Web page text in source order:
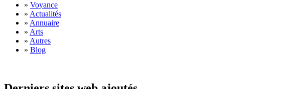
» Voyance
» Actualités
» Annuaire
» Arts
» Autres
» Blog